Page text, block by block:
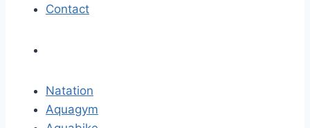
Contact
Natation
Aquagym